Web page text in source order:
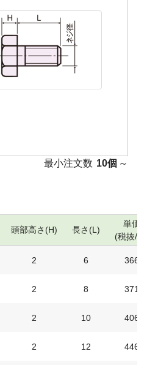
最小注文数 10個 ～
頭部高さ(H) 長さ(L)
単価
(税抜/
2 6 366
2 8 371
2 10 406
2 12 446